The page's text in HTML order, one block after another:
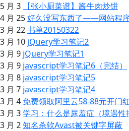
5 月 3
【张小厨菜谱】酱牛肉炒饼
4 月 25好久没写东西了——网站程
3 月 22书单20150322
3 月 10 jQuery学习笔记2
3 月 9 jQuery学习笔记1
3 月 9 javascript学习笔记6（完结）
3 月 8 javascript学习笔记5
3 月 7 javascript学习笔记4
3 月 4 免费领取阿里云58-88元开门
3 月 3学习：什么是尿羞症（境遇性
3 月 2知名杀软Avast被关键字屏蔽